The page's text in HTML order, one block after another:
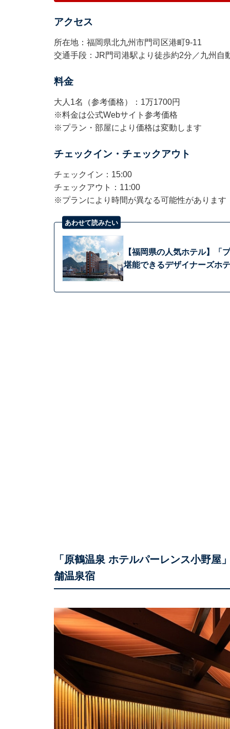
アクセス
所在地：福岡県北九州市門司区港町9-11
交通手段：JR門司港駅より徒歩約2分／九州自
料金
大人1名（参考価格）：1万1700円
※料金は公式Webサイト参考価格
※プラン・部屋により価格は変動します
チェックイン・チェックアウト
チェックイン：15:00
チェックアウト：11:00
※プランにより時間が異なる可能性があります
あわせて読みたい
【福岡県の人気ホテル】「
堪能できるデザイナーズホ
「原鶴温泉 ホテルパーレンス小野屋
舗温泉宿